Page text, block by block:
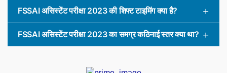
FSSAI असिस्टेंट परीक्षा 2023 की शिफ्ट टाइमिंग क्या है?
FSSAI असिस्टेंट परीक्षा 2023 का समग्र कठिनाई स्तर क्या था?